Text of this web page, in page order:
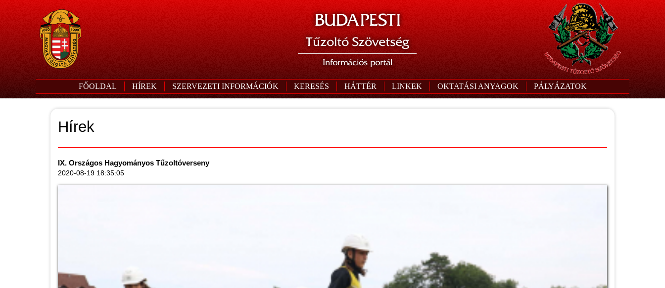
BUDAPESTI
Tűzoltó Szövetség
Információs portál
FŐOLDAL HÍREK SZERVEZETI INFORMÁCIÓK KERESÉS HÁTTÉR LINKEK OKTATÁSI ANYAGOK PÁLYÁZATOK
Hírek
IX. Országos Hagyományos Tűzoltóverseny
2020-08-19 18:35:05